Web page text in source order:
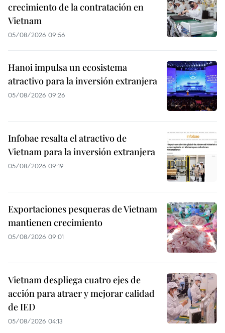
crecimiento de la contratación en
Vietnam
05/08/2026 09:56
Hanoi impulsa un ecosistema
atractivo para la inversión extranjera
05/08/2026 09:26
Infobae resalta el atractivo de
Vietnam para la inversión extranjera
05/08/2026 09:19
Exportaciones pesqueras de Vietnam
mantienen crecimiento
05/08/2026 09:01
Vietnam despliega cuatro ejes de
acción para atraer y mejorar calidad
de IED
05/08/2026 04:13